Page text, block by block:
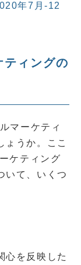
年7月-12
ィングの
マーケティ
ょうか。ここ
ケティング
いて、いくつ
心を反映した